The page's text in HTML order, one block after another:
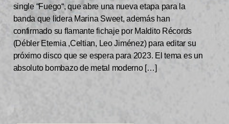
single “Fuego“, que abre una nueva etapa para la
banda que lidera Marina Sweet, además han
confirmado su flamante fichaje por Maldito Récords
(Débler Eternia ,Celtian, Leo Jiménez) para editar su
próximo disco que se espera para 2023. El tema es un
absoluto bombazo de metal moderno […]